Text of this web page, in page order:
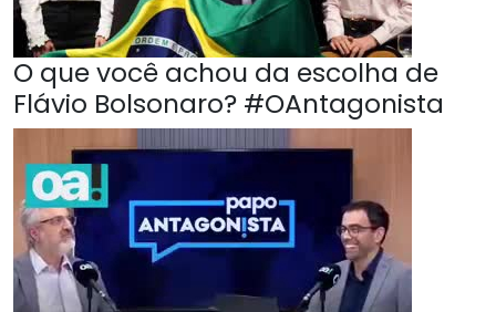
O que você achou da escolha de
Flávio Bolsonaro? #OAntagonista